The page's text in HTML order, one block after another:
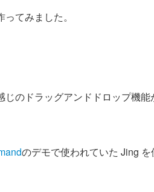
てみました。
のドラッグアンドドロップ機
のデモで使われていた Jing